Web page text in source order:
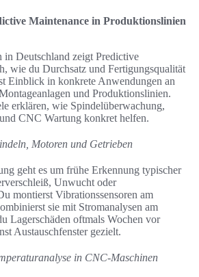
Maintenance in Produktionslinien
in Deutschland zeigt Predictive
wie du Durchsatz und Fertigungsqualität
Einblick in konkrete Anwendungen an
und Produktionslinien.
erklären, wie Spindelüberwachung,
CNC Wartung konkret helfen.
Motoren und Getrieben
geht es um frühe Erkennung typischer
Unwucht oder
montierst Vibrationssensoren am
sie mit Stromanalysen am
Lagerschäden oftmals Wochen vor
Austauschfenster gezielt.
in CNC-Maschinen